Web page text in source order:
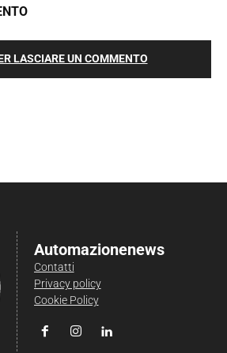
LASCIARE UN COMMENTO
Automazionenews
Contatti
Privacy policy
Cookie Policy